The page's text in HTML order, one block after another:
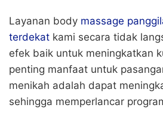
Layanan body massage
terdekat kami secara tidak
efek baik untuk meningkatkan
penting manfaat untuk
menikah adalah dapat
sehingga memperlancar